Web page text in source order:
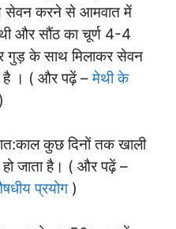
सेवन करने से आमवात में
और सौंठ का चूर्ण 4-4
गुड़ के साथ मिलाकर सेवन
है । ( और पढ़ें –मेथी के
)
कुछ दिनों तक खाली
जाता है। ( और पढ़ें –
प्रयोग )